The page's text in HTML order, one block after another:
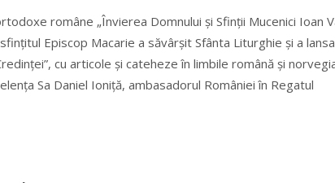
române „Învierea Domnului şi Sfinţii Mucenici Ioan
Episcop Macarie a săvârşit Sfânta Liturghie şi a
cu articole şi cateheze în limbile română şi
Sa Daniel Ioniţă, ambasadorul României în Regatul